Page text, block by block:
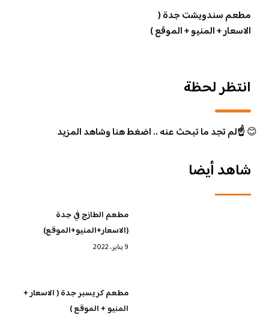
مطعم سندويشت جدة (
الاسعار + المنيو + الموقع )
انتظر لحظة
😊☝️لم تجد ما تبحث عنه .. اضغط هنا وشاهد المزيد
شاهد أيضا
مطعم الطازج في جدة
(الاسعار+المنيو+الموقع)
9 يناير، 2022
مطعم كريسبر جدة ( الاسعار +
المنيو + الموقع )